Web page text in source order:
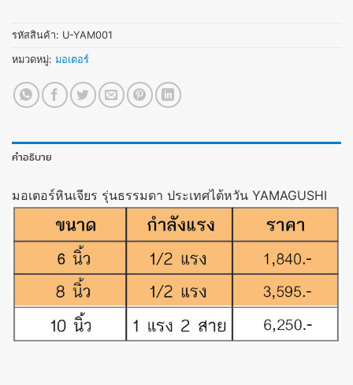
รหัสสินค้า: U-YAM001
หมวดหมู่: มอเตอร์
คำอธิบาย
มอเตอร์หินเจียร รุ่นธรรมดา ประเทศไต้หวัน YAMAGUSHI